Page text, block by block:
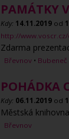
PAMÁTKY
Kdy: 14.11.2019 od
http://
Zdarma
Břevnov • Bubeneč
POHÁDKA
Kdy: 06.11.2019 od
Městská
Břevnov